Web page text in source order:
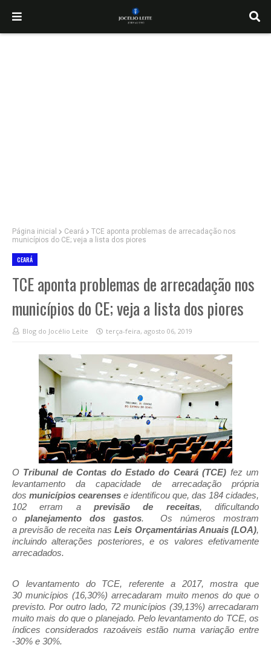
Página inicial Ceará
TCE aponta problemas de arrecadação nos
municípios do CE; veja a lista dos piores
CEARÁ
TCE aponta problemas de arrecadação nos
municípios do CE; veja a lista dos piores
Blog do Jocélio Leite terça-feira, agosto 06, 2019
O Tribunal de Contas do Estado do Ceará (TCE) fez um
levantamento da capacidade de arrecadação própria
dos municípios cearenses e identificou que, das 184 cidades,
102 erram a previsão de receitas, dificultando
oplanejamento dos gastos. Os números mostram
a previsão de receita nas Leis Orçamentárias Anuais (LOA),
incluindo alterações posteriores, e os valores efetivamente
arrecadados.
O levantamento do TCE, referente a 2017, mostra que
30 municípios (16,30%) arrecadaram muito menos do que o
previsto. Por outro lado, 72 municípios (39,13%) arrecadaram
muito mais do que o planejado. Pelo levantamento do TCE, os
índices considerados razoáveis estão numa variação entre
-30% e 30%.